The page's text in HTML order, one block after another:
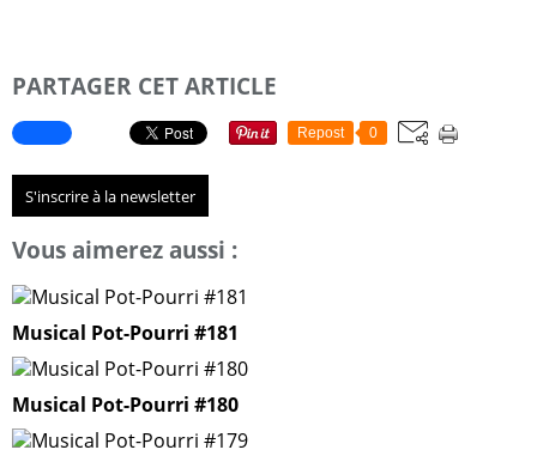
PARTAGER CET ARTICLE
Repost 0
S'inscrire à la newsletter
Vous aimerez aussi :
Musical Pot-Pourri #181
Musical Pot-Pourri #180